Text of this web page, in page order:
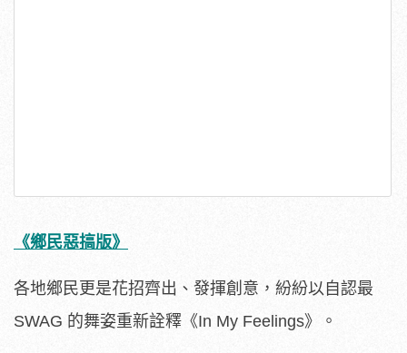
《鄉民惡搞版》
各地鄉民更是花招齊出、發揮創意，紛紛以自認最
SWAG 的舞姿重新詮釋《In My Feelings》。